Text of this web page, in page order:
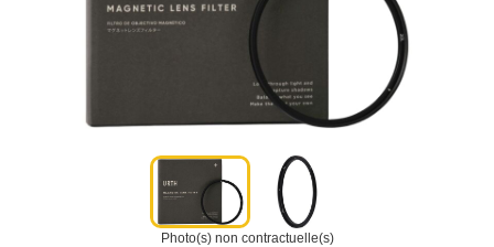
Photo(s) non contractuelle(s)